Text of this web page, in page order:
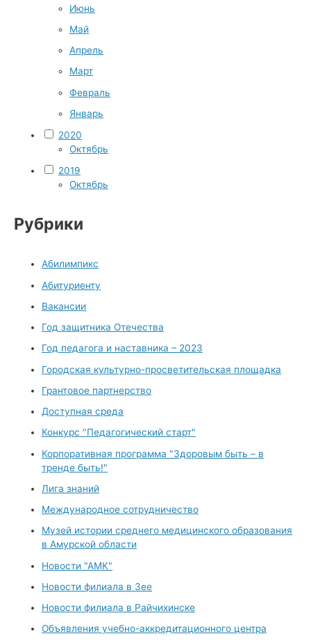
Июнь
Май
Апрель
Март
Февраль
Январь
2020
Октябрь
2019
Октябрь
Рубрики
Абилимпикс
Абитуриенту
Вакансии
Год защитника Отечества
Год педагога и наставника – 2023
Городская культурно-просветительская площадка
Грантовое партнерство
Доступная среда
Конкурс "Педагогический старт"
Корпоративная программа "Здоровым быть – в
тренде быть!"
Лига знаний
Международное сотрудничество
Музей истории среднего медицинского образования
в Амурской области
Новости "АМК"
Новости филиала в Зее
Новости филиала в Райчихинске
Объявления учебно-аккредитационного центра